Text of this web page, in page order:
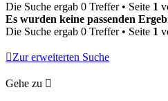
Die Suche ergab 0 Treffer • Seite 1
Es wurden keine passenden
Die Suche ergab 0 Treffer • Seite 1
Zur erweiterten Suche
Gehe zu